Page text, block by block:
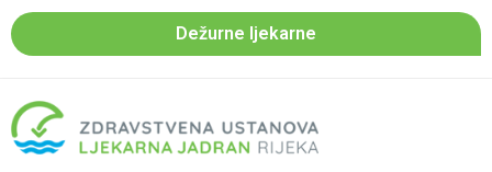
Dežurne ljekarne